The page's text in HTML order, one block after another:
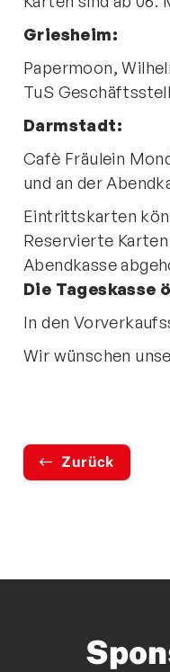
Griesheim:
Papermoon,
TuS
Darmstadt:
Cafè Fräulein
und an der
Eintrittskarten
Reservierte
Abendkasse
Die Tageskasse
In den
Wir wünschen
TuS
Zurück